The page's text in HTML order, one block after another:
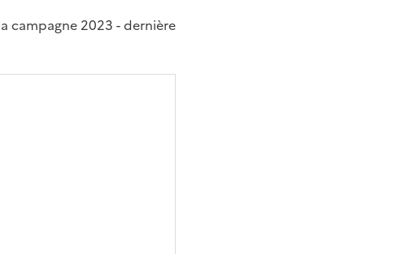
campagne 2023 - dernière